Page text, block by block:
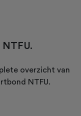
overzicht van
NTFU.